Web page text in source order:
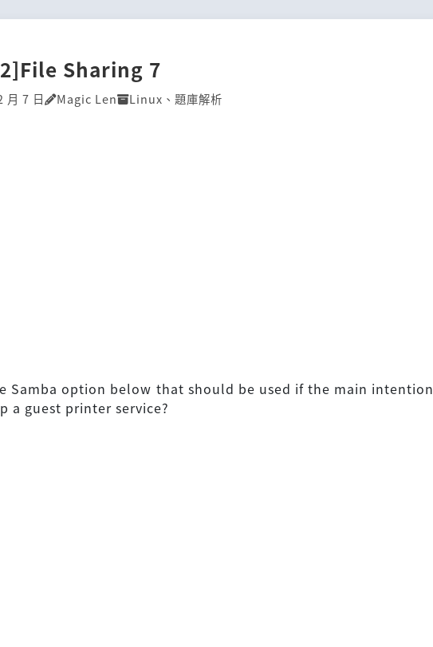
Sharing 7
月 7 日 Magic Len Linux 、 題庫解析
Samba option below that should be used if the main intention
a guest printer service?